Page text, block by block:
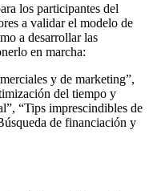
los participantes del
a validar el modelo de
a desarrollar las
en marcha:
y de marketing”,
del tiempo y
“Tips imprescindibles de
de financiación y